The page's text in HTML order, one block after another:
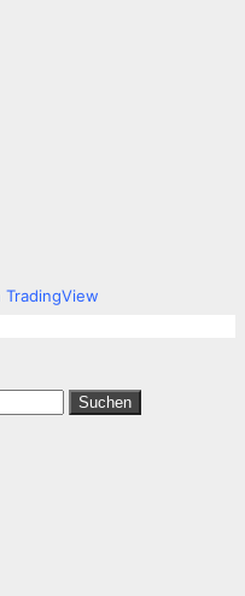
TradingView